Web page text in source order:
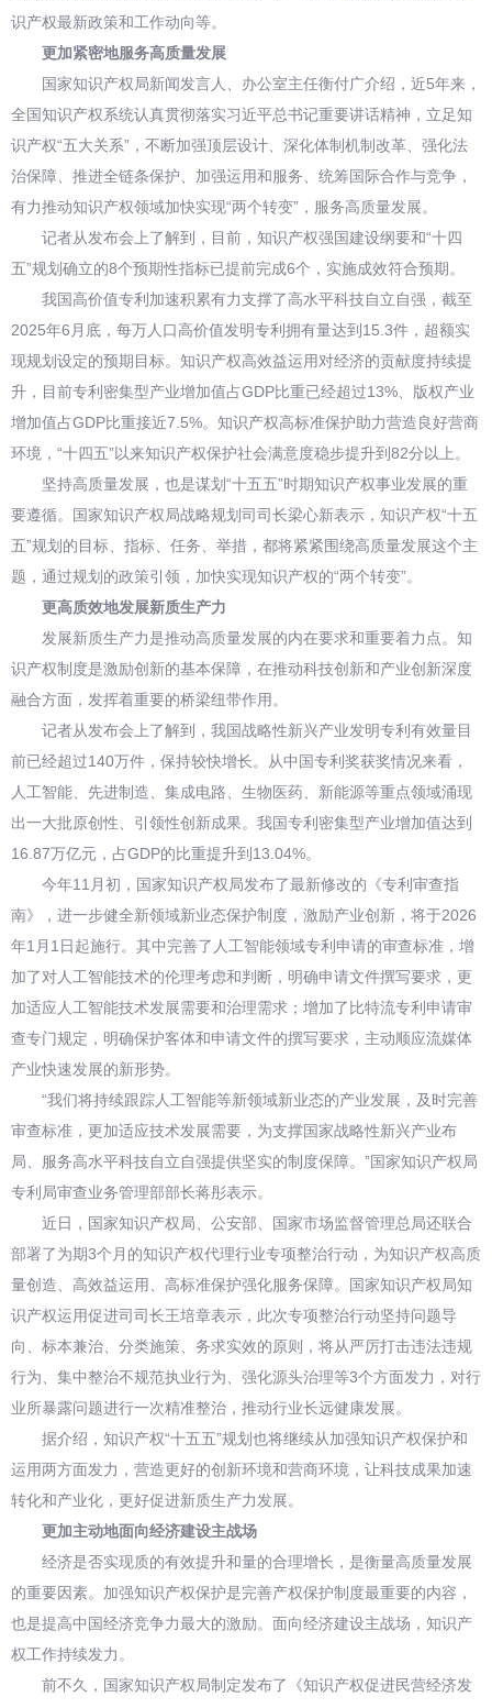
识产权最新政策和工作动向等。
更加紧密地服务高质量发展
国家知识产权局新闻发言人、办公室主任衡付广介绍，近5年来，
全国知识产权系统认真贯彻落实习近平总书记重要讲话精神，立足知
识产权“五大关系”，不断加强顶层设计、深化体制机制改革、强化法
治保障、推进全链条保护、加强运用和服务、统筹国际合作与竞争，
有力推动知识产权领域加快实现“两个转变”，服务高质量发展。
记者从发布会上了解到，目前，知识产权强国建设纲要和“十四
五”规划确立的8个预期性指标已提前完成6个，实施成效符合预期。
我国高价值专利加速积累有力支撑了高水平科技自立自强，截至
2025年6月底，每万人口高价值发明专利拥有量达到15.3件，超额实
现规划设定的预期目标。知识产权高效益运用对经济的贡献度持续提
升，目前专利密集型产业增加值占GDP比重已经超过13%、版权产业
增加值占GDP比重接近7.5%。知识产权高标准保护助力营造良好营商
环境，“十四五”以来知识产权保护社会满意度稳步提升到82分以上。
坚持高质量发展，也是谋划“十五五”时期知识产权事业发展的重
要遵循。国家知识产权局战略规划司司长梁心新表示，知识产权“十五
五”规划的目标、指标、任务、举措，都将紧紧围绕高质量发展这个主
题，通过规划的政策引领，加快实现知识产权的“两个转变”。
更高质效地发展新质生产力
发展新质生产力是推动高质量发展的内在要求和重要着力点。知
识产权制度是激励创新的基本保障，在推动科技创新和产业创新深度
融合方面，发挥着重要的桥梁纽带作用。
记者从发布会上了解到，我国战略性新兴产业发明专利有效量目
前已经超过140万件，保持较快增长。从中国专利奖获奖情况来看，
人工智能、先进制造、集成电路、生物医药、新能源等重点领域涌现
出一大批原创性、引领性创新成果。我国专利密集型产业增加值达到
16.87万亿元，占GDP的比重提升到13.04%。
今年11月初，国家知识产权局发布了最新修改的《专利审查指
南》，进一步健全新领域新业态保护制度，激励产业创新，将于2026
年1月1日起施行。其中完善了人工智能领域专利申请的审查标准，增
加了对人工智能技术的伦理考虑和判断，明确申请文件撰写要求，更
加适应人工智能技术发展需要和治理需求；增加了比特流专利申请审
查专门规定，明确保护客体和申请文件的撰写要求，主动顺应流媒体
产业快速发展的新形势。
“我们将持续跟踪人工智能等新领域新业态的产业发展，及时完善
审查标准，更加适应技术发展需要，为支撑国家战略性新兴产业布
局、服务高水平科技自立自强提供坚实的制度保障。”国家知识产权局
专利局审查业务管理部部长蒋彤表示。
近日，国家知识产权局、公安部、国家市场监督管理总局还联合
部署了为期3个月的知识产权代理行业专项整治行动，为知识产权高质
量创造、高效益运用、高标准保护强化服务保障。国家知识产权局知
识产权运用促进司司长王培章表示，此次专项整治行动坚持问题导
向、标本兼治、分类施策、务求实效的原则，将从严厉打击违法违规
行为、集中整治不规范执业行为、强化源头治理等3个方面发力，对行
业所暴露问题进行一次精准整治，推动行业长远健康发展。
据介绍，知识产权“十五五”规划也将继续从加强知识产权保护和
运用两方面发力，营造更好的创新环境和营商环境，让科技成果加速
转化和产业化，更好促进新质生产力发展。
更加主动地面向经济建设主战场
经济是否实现质的有效提升和量的合理增长，是衡量高质量发展
的重要因素。加强知识产权保护是完善产权保护制度最重要的内容，
也是提高中国经济竞争力最大的激励。面向经济建设主战场，知识产
权工作持续发力。
前不久，国家知识产权局制定发布了《知识产权促进民营经济发